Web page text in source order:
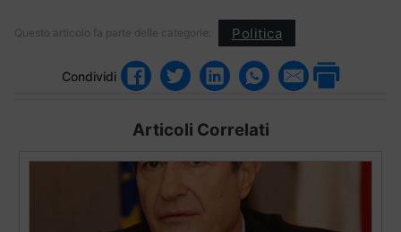
Questo articolo fa parte delle categorie: Politica
Condividi
Articoli Correlati